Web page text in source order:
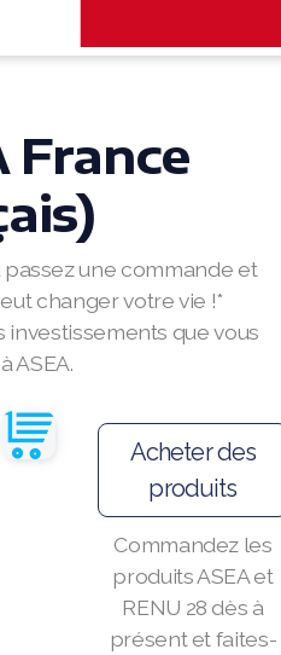
France
passez une commande et
changer votre vie !*
que vous
ASEA.
Acheter des
produits
Commandez les
produits ASEA et
RENU 28 dès à
présent et faites-